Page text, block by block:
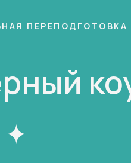
ПЕРЕПОДГОТОВКА